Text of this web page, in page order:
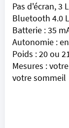
Pas d'écran, 3
Bluetooth 4.0
Batterie : 35
Autonomie :
Poids : 20 ou
Mesures :
votre sommeil